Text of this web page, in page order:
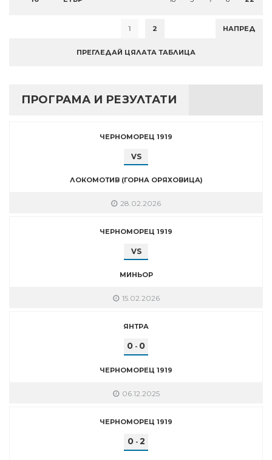
1 2 НАПРЕД
ПРЕГЛЕДАЙ ЦЯЛАТА ТАБЛИЦА
ПРОГРАМА И РЕЗУЛТАТИ
ЧЕРНОМОРЕЦ 1919
VS
ЛОКОМОТИВ (ГОРНА ОРЯХОВИЦА)
28.02.2026
ЧЕРНОМОРЕЦ 1919
VS
МИНЬОР
15.02.2026
ЯНТРА
0 - 0
ЧЕРНОМОРЕЦ 1919
06.12.2025
ЧЕРНОМОРЕЦ 1919
0- 2